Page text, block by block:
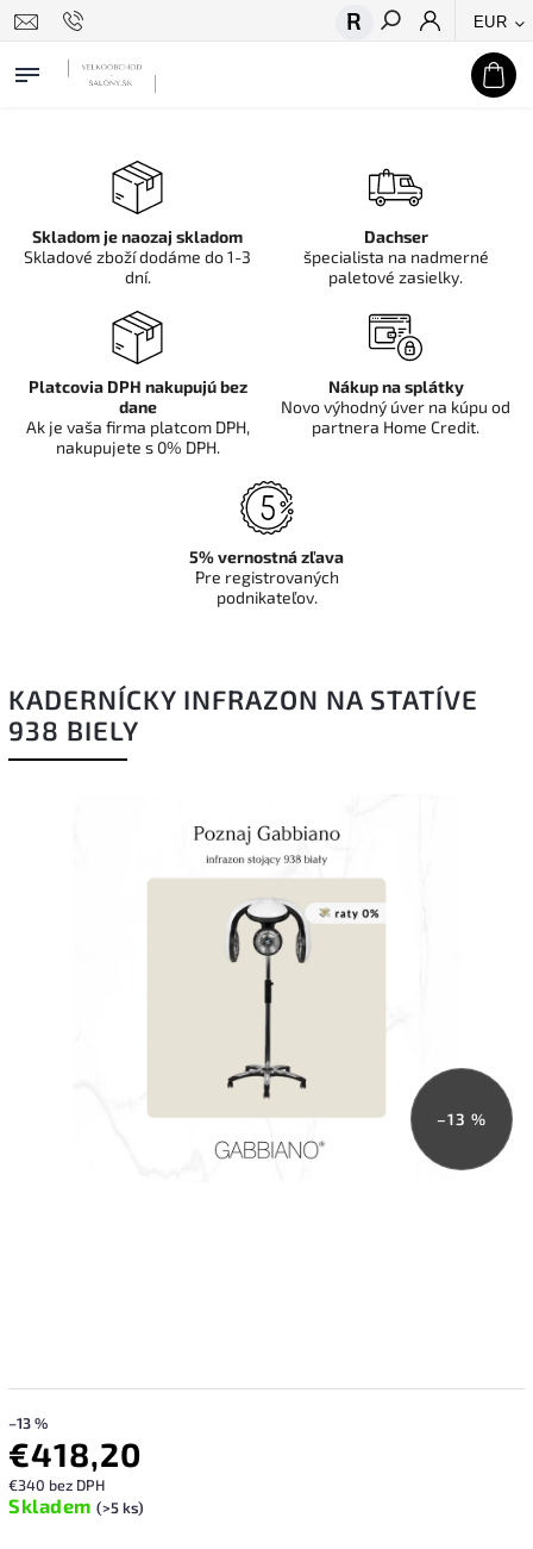
EUR
Hľadať
KADERNÍCKY INFRAZON NA STATÍVE
938 BIELY
–13 %
–13 %
€418,20
€340 bez DPH
Skladem (>5 ks)
Skladom je naozaj skladom
Skladové zboží dodáme do 1-3
dní.
Dachser
špecialista na nadmerné
paletové zasielky.
Platcovia DPH nakupujú bez
dane
Ak je vaša firma platcom DPH,
nakupujete s 0% DPH.
Nákup na splátky
Novo výhodný úver na kúpu od
partnera Home Credit.
5% vernostná zľava
Pre registrovaných
podnikateľov.